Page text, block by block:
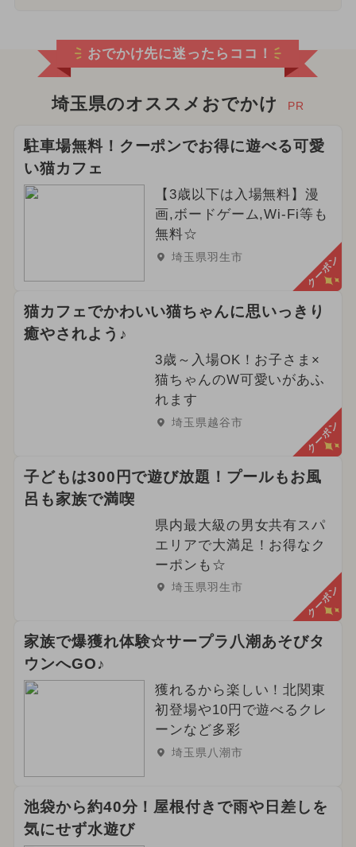
おでかけ先に迷ったらココ！
埼玉県のオススメおでかけ PR
駐車場無料！クーポンでお得に遊べる可愛
い猫カフェ
【3歳以下は入場無料】漫
画,ボードゲーム,Wi-Fi等も
無料☆
埼玉県羽生市 クーポン
猫カフェでかわいい猫ちゃんに思いっきり
癒やされよう♪
3歳～入場OK！お子さま×
猫ちゃんのW可愛いがあふ
れます
埼玉県越谷市 クーポン
子どもは300円で遊び放題！プールもお風
呂も家族で満喫
県内最大級の男女共有スパ
エリアで大満足！お得なク
ーポンも☆
埼玉県羽生市 クーポン
家族で爆獲れ体験☆サープラ八潮あそびタ
ウンへGO♪
獲れるから楽しい！北関東
初登場や10円で遊べるクレ
ーンなど多彩
埼玉県八潮市
池袋から約40分！屋根付きで雨や日差しを
気にせず水遊び